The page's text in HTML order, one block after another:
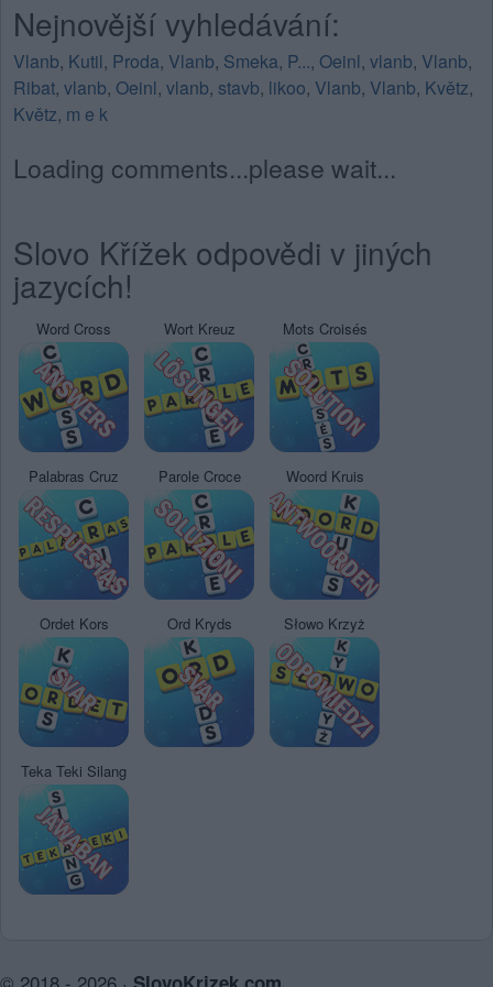
Nejnovější vyhledávání:
Vlanb, Kutil, Proda, Vlanb, Smeka, P..., Oeinl, vlanb, Vlanb,
Ribat, vlanb, Oeinl, vlanb, stavb, likoo, Vlanb, Vlanb, Květz,
Květz, m e k
Loading comments...please wait...
Slovo Křížek odpovědi v jiných
jazycích!
Word Cross Wort Kreuz Mots Croisés
Palabras Cruz Parole Croce Woord Kruis
Ordet Kors Ord Kryds Słowo Krzyż
Teka Teki Silang